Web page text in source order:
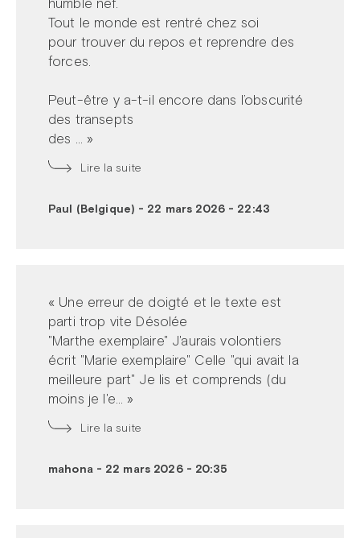
Tout le monde est rentré chez soi
pour trouver du repos et reprendre des
forces.
Peut-être y a-t-il encore dans l’obscurité
des transepts
des ... »
Lire la suite
Paul (Belgique) - 22 mars 2026 - 22:43
« Une erreur de doigté et le texte est
parti trop vite Désolée
"Marthe exemplaire" J'aurais volontiers
écrit "Marie exemplaire" Celle "qui avait la
meilleure part" Je lis et comprends (du
moins je l'e... »
Lire la suite
mahona - 22 mars 2026 - 20:35